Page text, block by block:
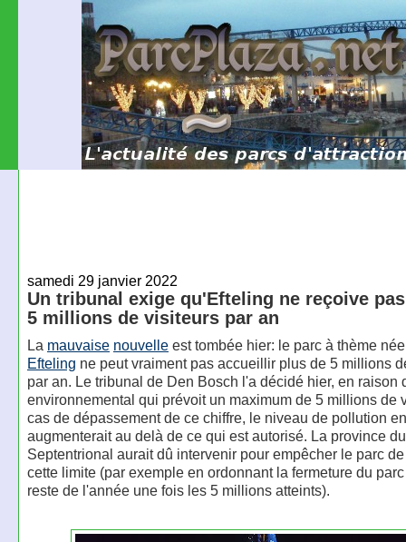
samedi 29 janvier 2022
Un tribunal exige qu'Efteling ne reçoive
5 millions de visiteurs par an
La mauvaise nouvelleest tombée hier: le parc à thème
Efteling ne peut vraiment pas accueillir plus de 5 millions
par an. Le tribunal de Den Bosch l'a décidé hier, en raison
environnemental qui prévoit un maximum de 5 millions de
cas de dépassement de ce chiffre, le niveau de pollution
augmenterait au delà de ce qui est autorisé. La province
Septentrional aurait dû intervenir pour empêcher le parc
cette limite (par exemple en ordonnant la fermeture du
reste de l'année une fois les 5 millions atteints).